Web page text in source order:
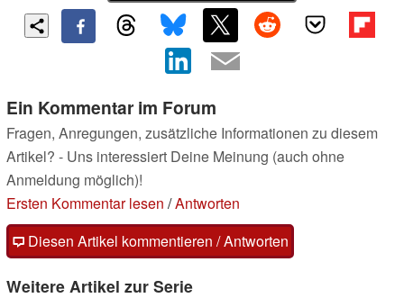
Ein Kommentar im Forum
Fragen, Anregungen, zusätzliche Informationen zu diesem
Artikel? - Uns interessiert Deine Meinung (auch ohne
Anmeldung möglich)!
Ersten Kommentar lesen /Antworten
Diesen Artikel kommentieren / Antworten
Weitere Artikel zur Serie